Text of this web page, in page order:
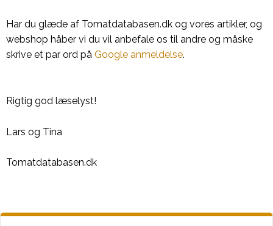
Har du glæde af Tomatdatabasen.dk og vores artikler, og
webshop håber vi du vil anbefale os til andre og måske
skrive et par ord på Google anmeldelse.
Rigtig god læselyst!
Lars og Tina
Tomatdatabasen.dk